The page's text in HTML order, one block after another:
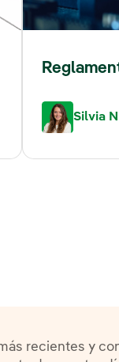
Silvia
recientes y